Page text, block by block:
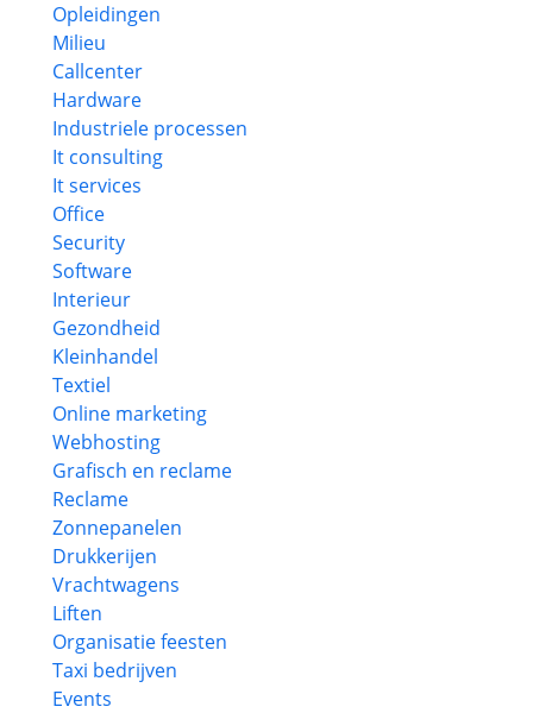
Opleidingen
Milieu
Callcenter
Hardware
Industriele processen
It consulting
It services
Office
Security
Software
Interieur
Gezondheid
Kleinhandel
Textiel
Online marketing
Webhosting
Grafisch en reclame
Reclame
Zonnepanelen
Drukkerijen
Vrachtwagens
Liften
Organisatie feesten
Taxi bedrijven
Events